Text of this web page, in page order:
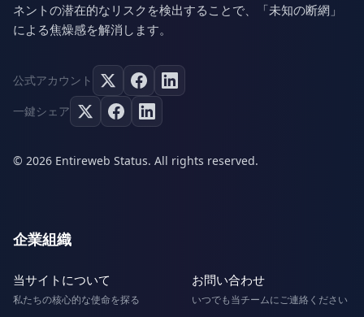
ネントの潜在的なリスクを検出することで、「未知の断網」
による焦燥感を解消します。
公式アカウント
一鍵シェア
© 2026 Entireweb Status. All rights reserved.
企業組織
当サイトについて
私たちの核心的な使命を探る
お問い合わせ
いつでも当チームにご連絡ください